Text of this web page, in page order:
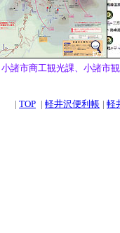
小諸市商工観光課、小諸市
| TOP | 軽井沢便利帳 | 軽